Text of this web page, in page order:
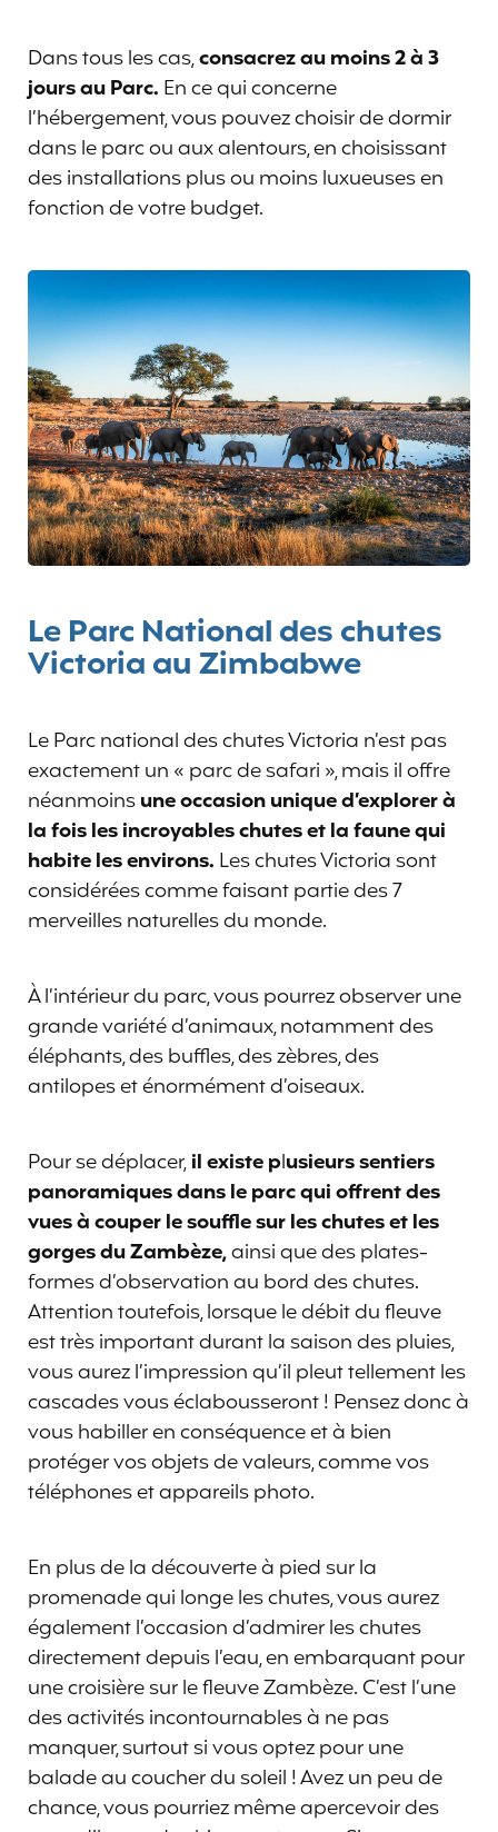
Dans tous les cas,consacrezau moins 2 à 3
jours au Parc. En ce qui concerne
l’hébergement, vous pouvez choisir de dormir
dans le parc ou aux alentours, en choisissant
des installations plus ou moins luxueuses en
fonction de votre budget.
Le Parc National des chutes
Victoria au Zimbabwe
Le Parc national des chutes Victoria n’est pas
exactement un « parc de safari », mais il offre
néanmoinsune occasion unique d’explorer à
la fois les incroyables chutes et la faune qui
habite les environs. Les chutes Victoria sont
considérées comme faisant partie des 7
merveilles naturelles du monde.
À l’intérieur du parc, vous pourrez observer une
grande variété d’animaux, notamment des
éléphants, des buffles, des zèbres, des
antilopes et énormément d’oiseaux.
Pour se déplacer,il existe plusieurs sentiers
panoramiques dans le parc qui offrent des
vues à couper le souffle sur les chutes et les
gorges du Zambèze,ainsi que des plates-
formes d’observation au bord des chutes.
Attention toutefois, lorsque le débit du fleuve
est très important durant la saison des pluies,
vous aurez l’impression qu’il pleut tellement les
cascades vous éclabousseront ! Pensez donc à
vous habiller en conséquence et à bien
protéger vos objets de valeurs, comme vos
téléphones et appareils photo.
En plus de la découverte à pied sur la
promenade qui longe les chutes, vous aurez
également l’occasion d’admirer les chutes
directement depuis l’eau, en embarquant pour
une croisière sur le fleuve Zambèze. C’est l’une
des activités incontournables à ne pas
manquer, surtout si vous optez pour une
balade au coucher du soleil ! Avez un peu de
chance, vous pourriez même apercevoir des